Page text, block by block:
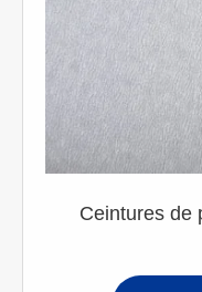
Ceintures de